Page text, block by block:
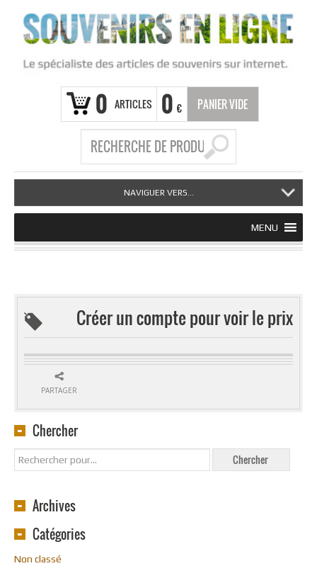
0 ARTICLES 0 € PANIER VIDE
NAVIGUER VERS...
MENU
Créer un compte pour voir le prix
PARTAGER
Chercher
Archives
Catégories
Non classé